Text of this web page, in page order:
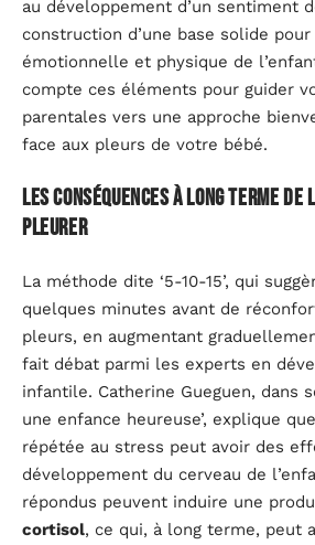
au développement d’un sentiment
construction d’une base solide
émotionnelle et physique de
compte ces éléments pour guider
parentales vers une approche
face aux pleurs de votre bébé.
Les conséquences à long terme de
pleurer
La méthode dite ‘5-10-15’, qui
quelques minutes avant de
pleurs, en augmentant
fait débat parmi les experts en
infantile. Catherine Gueguen, dans
une enfance heureuse’, explique
répétée au stress peut avoir des
développement du cerveau de
répondus peuvent induire une
cortisol, ce qui, à long terme, peut